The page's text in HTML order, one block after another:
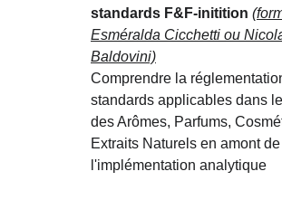
standards F&F-initition
Esméralda Cicchetti ou
Baldovini)
Comprendre la
standards applicables dans
des Arômes, Parfums,
Extraits Naturels en amont de
l'implémentation analytique